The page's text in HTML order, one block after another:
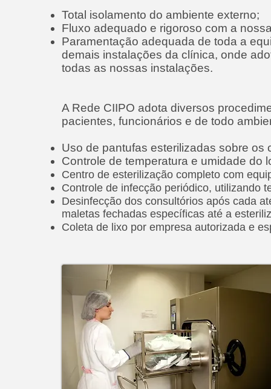
Total isolamento do ambiente externo;
Fluxo adequado e rigoroso com a
Paramentação adequada de toda a
demais instalações da clínica, onde
todas as nossas instalações.
A Rede CIIPO adota diversos
pacientes, funcionários e de todo
Uso de pantufas esterilizadas sobre
Controle de temperatura e umidade do
Centro de esterilização completo com
Controle de infecção periódico, utilizando
Desinfecção dos consultórios após cada
maletas fechadas específicas até a
Coleta de lixo por empresa autorizada e